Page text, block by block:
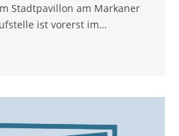
Stadtpavillon am Markaner
ist vorerst im…